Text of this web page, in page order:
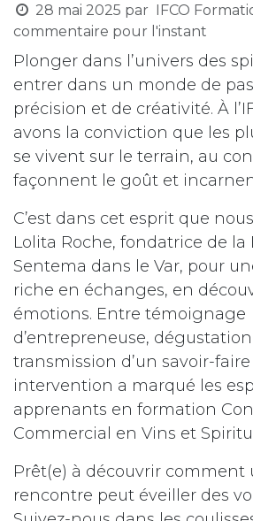
28 mai 2025 par IFCO
commentaire pour l'instant
Plonger dans l’univers des
entrer dans un monde de
précision et de créativité. À
avons la conviction que les
se vivent sur le terrain, au
façonnent le goût et
C’est dans cet esprit que
Lolita Roche, fondatrice de la
Sentema dans le Var, pour
riche en échanges, en
émotions. Entre témoignage
d’entrepreneuse,
transmission d’un savoir-
intervention a marqué les
apprenants en formation
Commercial en Vins et
Prêt(e) à découvrir comment
rencontre peut éveiller des